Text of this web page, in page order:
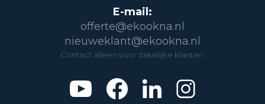
E-mail:
offerte@ekookna.nl
nieuweklant@ekookna.nl
Contact alleen voor zakelijke klanten.